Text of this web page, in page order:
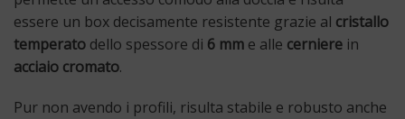
essere un box decisamente resistente grazie al cristallo
temperato dello spessore di 6 mm e alle cerniere in
acciaio cromato.
Pur non avendo i profili, risulta stabile e robusto anche